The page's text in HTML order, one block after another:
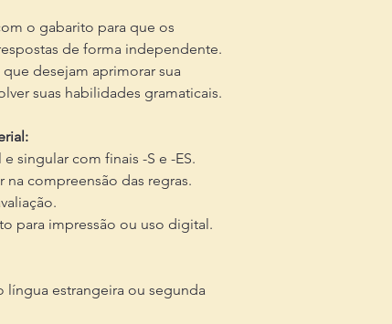
o gabarito para que os
de forma independente.
desejam aprimorar sua
suas habilidades gramaticais.
singular com finais -S e -ES.
na compreensão das regras.
para impressão ou uso digital.
língua estrangeira ou segunda